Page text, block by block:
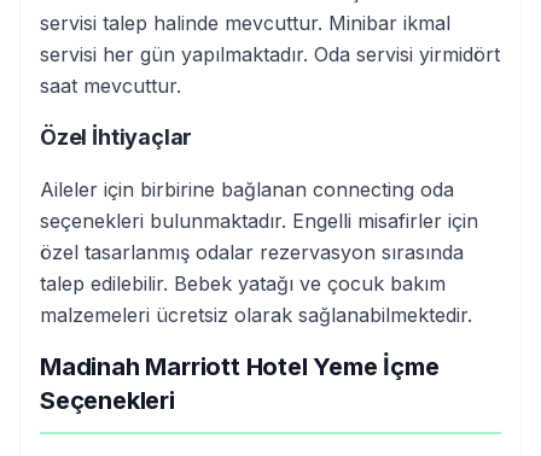
servisi talep halinde mevcuttur. Minibar ikmal
servisi her gün yapılmaktadır. Oda servisi yirmidört
saat mevcuttur.
Özel İhtiyaçlar
Aileler için birbirine bağlanan connecting oda
seçenekleri bulunmaktadır. Engelli misafirler için
özel tasarlanmış odalar rezervasyon sırasında
talep edilebilir. Bebek yatağı ve çocuk bakım
malzemeleri ücretsiz olarak sağlanabilmektedir.
Madinah Marriott Hotel Yeme İçme
Seçenekleri